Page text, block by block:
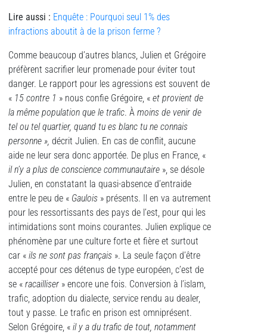
Lire aussi : Enquête : Pourquoi seul 1% des
infractions aboutit à de la prison ferme ?
Comme beaucoup d’autres blancs, Julien et Grégoire
préfèrent sacrifier leur promenade pour éviter tout
danger. Le rapport pour les agressions est souvent de
« 15 contre 1 » nous confie Grégoire, « et provient de
la même population que le trafic. À moins de venir de
tel ou tel quartier, quand tu es blanc tu ne connais
personne », décrit Julien. En cas de conflit, aucune
aide ne leur sera donc apportée. De plus en France, «
il n’y a plus de conscience communautaire », se désole
Julien, en constatant la quasi-absence d’entraide
entre le peu de « Gaulois » présents. Il en va autrement
pour les ressortissants des pays de l’est, pour qui les
intimidations sont moins courantes. Julien explique ce
phénomène par une culture forte et fière et surtout
car « ils ne sont pas français ». La seule façon d’être
accepté pour ces détenus de type européen, c’est de
se « racailliser » encore une fois. Conversion à l’islam,
trafic, adoption du dialecte, service rendu au dealer,
tout y passe. Le trafic en prison est omniprésent.
Selon Grégoire, « il y a du trafic de tout, notamment